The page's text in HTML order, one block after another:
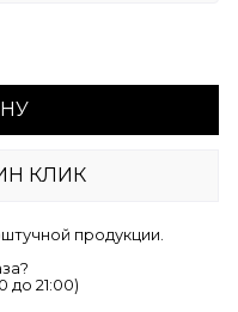
КЛИК
продукции.
до 21:00)